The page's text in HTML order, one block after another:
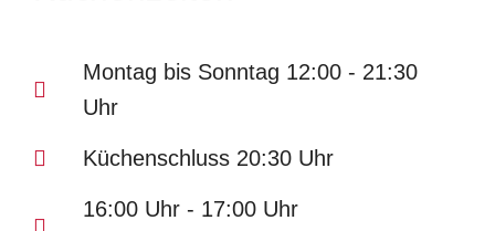
Montag bis Sonntag 12:00 - 21:30
Uhr
Küchenschluss 20:30 Uhr
16:00 Uhr - 17:00 Uhr